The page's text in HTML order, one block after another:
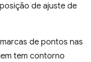
de ajuste de
de pontos nas
tem contorno